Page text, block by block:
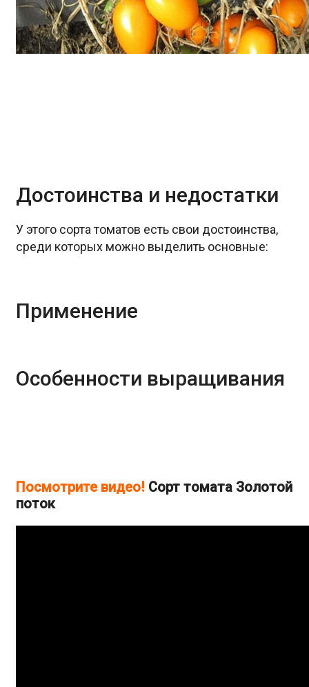
Достоинства и недостатки
У этого сорта томатов есть свои достоинства,
среди которых можно выделить основные:
Применение
Особенности выращивания
Посмотрите видео! Cорт томата Золотой
поток